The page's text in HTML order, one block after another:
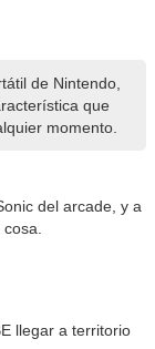
de Nintendo,
que
momento.
del arcade, y a
llegar a territorio